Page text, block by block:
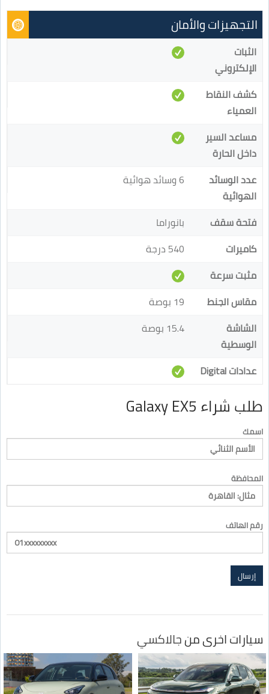
التجهيزات والأمان
الثبات
الإلكتروني
كشف النقاط
العمياء
مساعد السير
داخل الحارة
عدد الوسائد
الهوائية
6 وسائد هوائية
فتحة سقف
بانوراما
كاميرات
540 درجة
مثبت سرعة
مقاس الجنط
19 بوصة
الشاشة
الوسطية
15.4 بوصة
عدادات Digital
طلب شراء Galaxy EX5
اسمك
المحافظة
رقم الهاتف
سيارات اخرى منجالاكسي